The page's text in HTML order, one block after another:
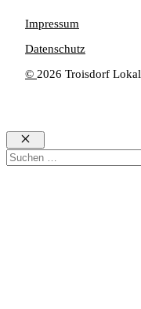
© 2026 Troisdorf Lokal
Impressum
Datenschutz
Schließen
Suchen
nach: